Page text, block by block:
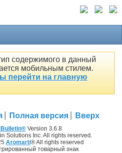
содержимого в данный
мобильным стилем.
перейти на главную
Полная версия Вверх
Version 3.6.8
Solutions Inc. All rights reserved.
Aromarti® All rights reserved
товарный знак